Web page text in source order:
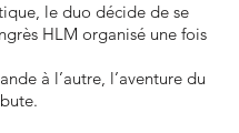
le duo décide de se
HLM organisé une fois
à l’autre, l’aventure du